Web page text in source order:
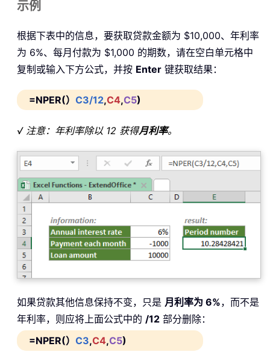
示例
根据下表中的信息，要获取贷款金额为 $10,000、年利率
为 6%、每月付款为 $1,000 的期数，请在空白单元格中
复制或输入下方公式，并按 Enter 键获取结果：
=NPER(） C3/12,C4,C5)
√ 注意：年利率除以 12 获得月利率。
如果贷款其他信息保持不变，只是 月利率为 6%，而不是
年利率，则应将上面公式中的 /12 部分删除：
=NPER(） C3,C4,C5)